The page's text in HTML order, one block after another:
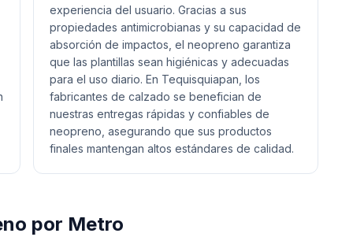
experiencia del usuario. Gracias a sus
propiedades antimicrobianas y su capacidad de
absorción de impactos, el neopreno garantiza
que las plantillas sean higiénicas y adecuadas
para el uso diario. En Tequisquiapan, los
fabricantes de calzado se benefician de
nuestras entregas rápidas y confiables de
neopreno, asegurando que sus productos
finales mantengan altos estándares de calidad.
por Metro